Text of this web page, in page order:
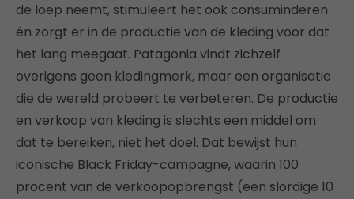
de loep neemt, stimuleert het ook consuminderen
én zorgt er in de productie van de kleding voor dat
het lang meegaat. Patagonia vindt zichzelf
overigens geen kledingmerk, maar een organisatie
die de wereld probeert te verbeteren. De productie
en verkoop van kleding is slechts een middel om
dat te bereiken, niet het doel. Dat bewijst hun
iconische Black Friday-campagne, waarin 100
procent van de verkoopopbrengst (een slordige 10